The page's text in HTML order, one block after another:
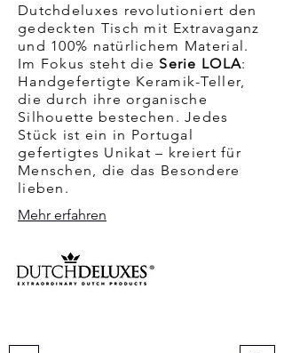
Dutchdeluxes revolutioniert den
gedeckten Tisch mit Extravaganz
und 100% natürlichem Material.
Im Fokus steht die Serie LOLA:
Handgefertigte Keramik-Teller,
die durch ihre organische
Silhouette bestechen. Jedes
Stück ist ein in Portugal
gefertigtes Unikat – kreiert für
Menschen, die das Besondere
lieben.
Mehr erfahren